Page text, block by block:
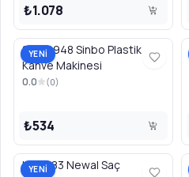
₺1.078
YENİ
SCM2948 Sinbo Plastik
Kahve Makinesi
0.0 (0)
₺534
YENİ
HST683 Newal Saç